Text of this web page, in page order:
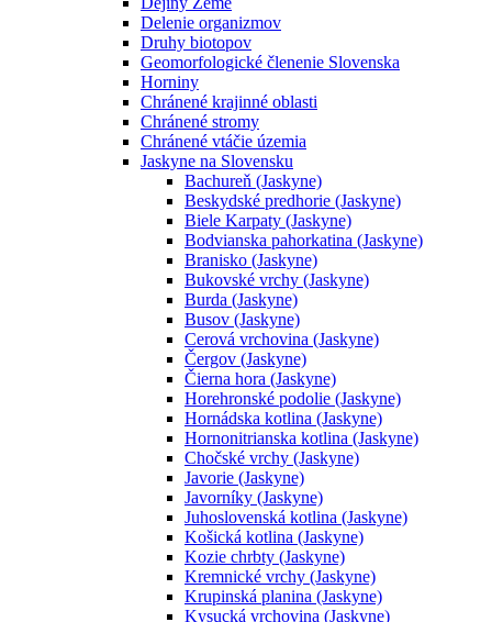
Delenie organizmov
Druhy biotopov
Geomorfologické členenie Slovenska
Horniny
Chránené krajinné oblasti
Chránené stromy
Chránené vtáčie územia
Jaskyne na Slovensku
Bachureň (Jaskyne)
Beskydské predhorie (Jaskyne)
Biele Karpaty (Jaskyne)
Bodvianska pahorkatina (Jaskyne)
Branisko (Jaskyne)
Bukovské vrchy (Jaskyne)
Burda (Jaskyne)
Busov (Jaskyne)
Cerová vrchovina (Jaskyne)
Čergov (Jaskyne)
Čierna hora (Jaskyne)
Horehronské podolie (Jaskyne)
Hornádska kotlina (Jaskyne)
Hornonitrianska kotlina (Jaskyne)
Chočské vrchy (Jaskyne)
Javorie (Jaskyne)
Javorníky (Jaskyne)
Juhoslovenská kotlina (Jaskyne)
Košická kotlina (Jaskyne)
Kozie chrbty (Jaskyne)
Kremnické vrchy (Jaskyne)
Krupinská planina (Jaskyne)
Kysucká vrchovina (Jaskyne)